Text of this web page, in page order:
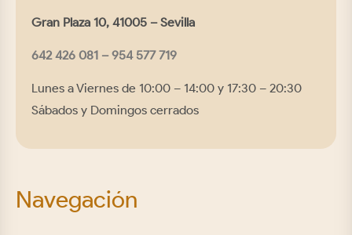
Gran Plaza 10, 41005 – Sevilla
642 426 081 –954 577 719
Lunes a Viernes de 10:00 – 14:00 y 17:30 – 20:30
Sábados y Domingos cerrados
Navegación